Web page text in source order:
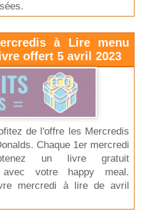
à Lire menu
offert 5 avril 2023
de l'offre les Mercredis
Chaque 1er mercredi
un livre gratuit
avec votre happy meal.
mercredi à lire de avril